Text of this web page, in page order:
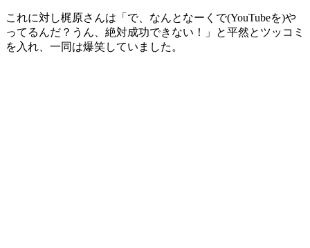
これに対し梶原さんは「で、なんとなーくで(YouTubeを)や
ってるんだ？うん、絶対成功できない！」と平然とツッコミ
を入れ、一同は爆笑していました。